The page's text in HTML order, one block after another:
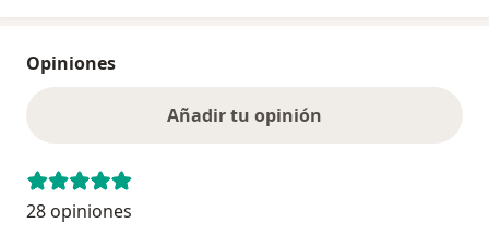
Opiniones
Añadir tu opinión
28 opiniones